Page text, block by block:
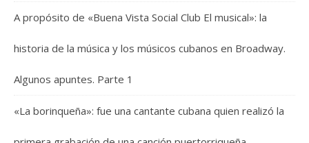
A propósito de «Buena Vista Social Club El musical»: la
historia de la música y los músicos cubanos en Broadway.
Algunos apuntes. Parte 1
«La borinqueña»: fue una cantante cubana quien realizó la